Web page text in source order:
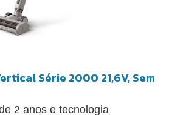
Série 2000 21,6V, Sem
2 anos e tecnologia